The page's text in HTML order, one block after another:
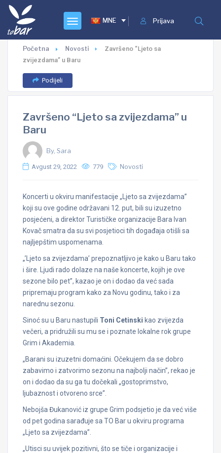
Prijava
MNE
Početna Novosti
Završeno “Ljeto sa
zvijezdama” u Baru
Podijeli
Završeno “Ljeto sa zvijezdama” u
Baru
By, Sara
Avgust 29, 2022 779 Novosti
Koncerti u okviru manifestacije „Ljeto sa zvijezdama”
koji su ove godine održavani 12. put, bili su izuzetno
posjećeni, a direktor Turističke organizacije Bara Ivan
Kovač smatra da su svi posjetioci tih događaja otišli sa
najljepštim uspomenama.
„’Ljeto sa zvijezdama’ prepoznatljivo je kako u Baru tako
i šire. Ljudi rado dolaze na naše koncerte, kojih je ove
sezone bilo pet”, kazao je on i dodao da već sada
pripremaju program kako za Novu godinu, tako i za
narednu sezonu.
Sinoć su u Baru nastupili Toni Cetinski kao zvijezda
večeri, a pridružili su mu se i poznate lokalne rok grupe
Grim i Akademia.
„Barani su izuzetni domaćini. Očekujem da se dobro
zabavimo i zatvorimo sezonu na najbolji način”, rekao je
on i dodao da su ga tu dočekali „gostoprimstvo,
ljubaznost i otvoreno srce”.
Nebojša Đukanović iz grupe Grim podsjetio je da već više
od pet godina sarađuje sa TO Bar u okviru programa
„Ljeto sa zvijezdama”.
„Utisci su uvijek pozitivni, što se tiče i organizacije i